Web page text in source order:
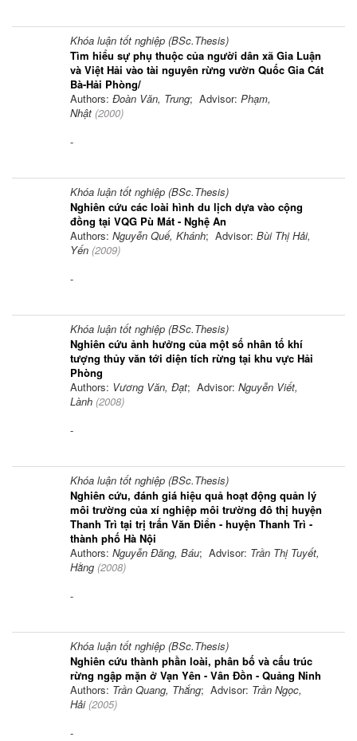
Khóa luận tốt nghiệp (BSc.Thesis)
Tìm hiểu sự phụ thuộc của người dân xã Gia Luận
và Việt Hải vào tài nguyên rừng vườn Quốc Gia Cát
Bà-Hải Phòng/
Authors: Đoàn Văn, Trung; Advisor: Phạm,
Nhật (2000)
-
Khóa luận tốt nghiệp (BSc.Thesis)
Nghiên cứu các loài hình du lịch dựa vào cộng
đồng tại VQG Pù Mát - Nghệ An
Authors: Nguyễn Quế, Khánh; Advisor: Bùi Thị Hải,
Yến (2009)
-
Khóa luận tốt nghiệp (BSc.Thesis)
Nghiên cứu ảnh hưởng của một số nhân tố khí
tượng thủy văn tới diện tích rừng tại khu vực Hải
Phòng
Authors: Vương Văn, Đạt; Advisor: Nguyễn Viết,
Lành (2008)
-
Khóa luận tốt nghiệp (BSc.Thesis)
Nghiên cứu, đánh giá hiệu quả hoạt động quản lý
môi trường của xí nghiệp môi trường đô thị huyện
Thanh Trì tại trị trấn Văn Điển - huyện Thanh Trì -
thành phố Hà Nội
Authors: Nguyễn Đăng, Báu; Advisor: Trần Thị Tuyết,
Hằng (2008)
-
Khóa luận tốt nghiệp (BSc.Thesis)
Nghiên cứu thành phần loài, phân bố và cấu trúc
rừng ngập mặn ở Vạn Yên - Vân Đồn - Quảng Ninh
Authors: Trần Quang, Thắng; Advisor: Trần Ngọc,
Hải(2005)
-